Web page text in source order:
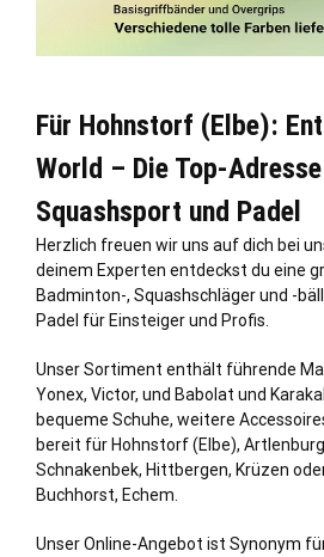
Für Hohnstorf (Elbe):
World – Die Top-
Squashsport und Padel
Herzlich freuen wir uns auf dich bei
deinem Experten entdeckst du eine
Badminton-, Squashschläger und -
Padel für Einsteiger und Profis.
Unser Sortiment enthält führende
Yonex, Victor, und Babolat und
bequeme Schuhe, weitere
bereit für Hohnstorf (Elbe), Artlenburg
Schnakenbek, Hittbergen, Krüzen
Buchhorst, Echem
Unser Online-Angebot ist Synonym